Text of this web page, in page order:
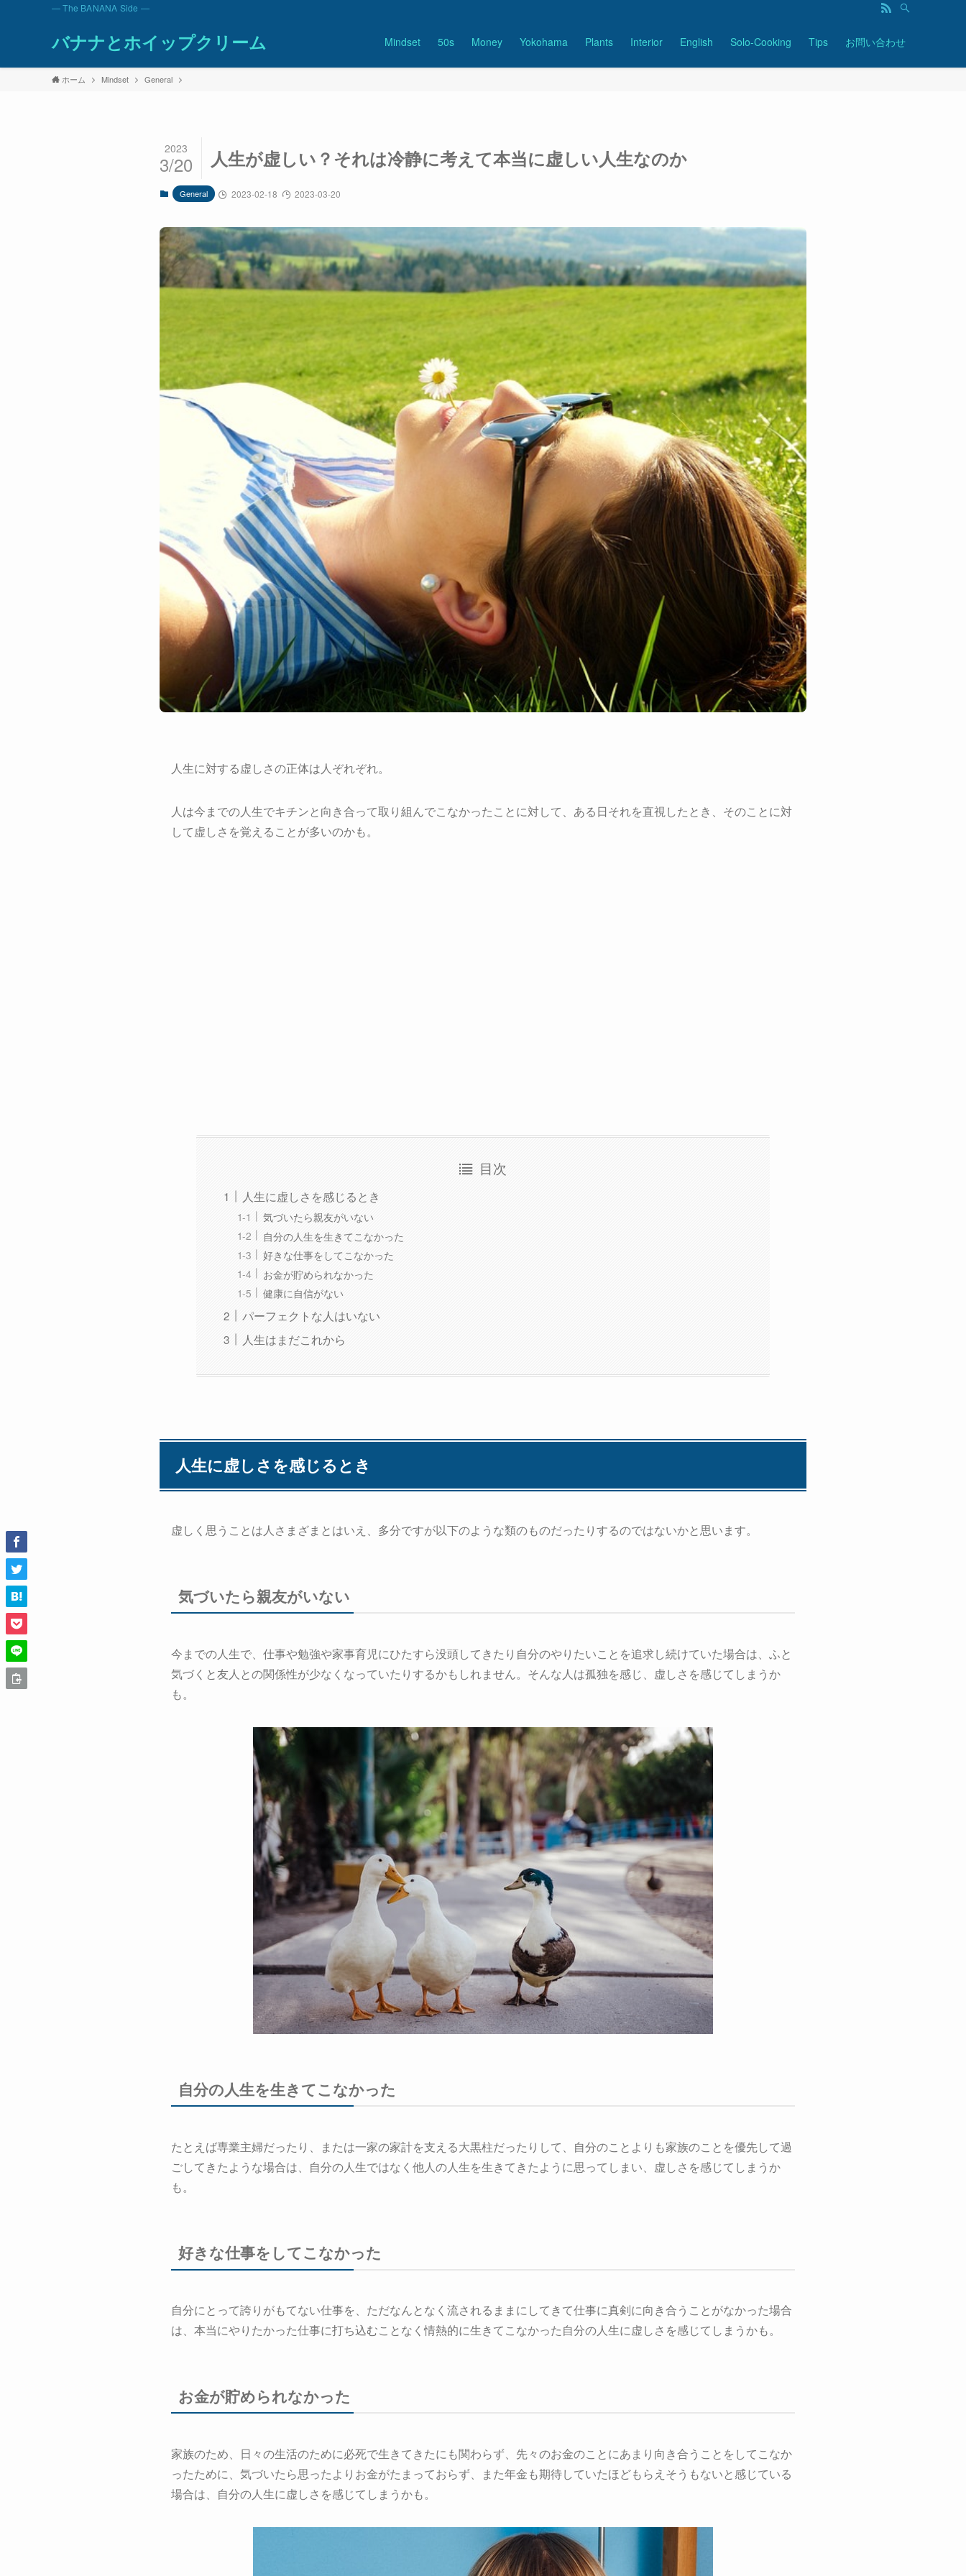
— The BANANA Side —
バナナとホイップクリーム Mindset 50s Money Yokohama Plants Interior English Solo-Cooking Tips お問い合わせ
ホーム Mindset General
人生が虚しい？それは冷静に考えて本当に虚しい人生なのか
2023
3/20
General 2023-02-18 2023-03-20
人生に対する虚しさの正体は人ぞれぞれ。
人は今までの人生でキチンと向き合って取り組んでこなかったことに対して、ある日それを直視したとき、そのことに対
して虚しさを覚えることが多いのかも。
目次
人生に虚しさを感じるとき
気づいたら親友がいない
自分の人生を生きてこなかった
好きな仕事をしてこなかった
お金が貯められなかった
健康に自信がない
パーフェクトな人はいない
人生はまだこれから
人生に虚しさを感じるとき
虚しく思うことは人さまざまとはいえ、多分ですが以下のような類のものだったりするのではないかと思います。
気づいたら親友がいない
今までの人生で、仕事や勉強や家事育児にひたすら没頭してきたり自分のやりたいことを追求し続けていた場合は、ふと
気づくと友人との関係性が少なくなっていたりするかもしれません。そんな人は孤独を感じ、虚しさを感じてしまうか
も。
自分の人生を生きてこなかった
たとえば専業主婦だったり、または一家の家計を支える大黒柱だったりして、自分のことよりも家族のことを優先して過
ごしてきたような場合は、自分の人生ではなく他人の人生を生きてきたように思ってしまい、虚しさを感じてしまうか
も。
好きな仕事をしてこなかった
自分にとって誇りがもてない仕事を、ただなんとなく流されるままにしてきて仕事に真剣に向き合うことがなかった場合
は、本当にやりたかった仕事に打ち込むことなく情熱的に生きてこなかった自分の人生に虚しさを感じてしまうかも。
お金が貯められなかった
家族のため、日々の生活のために必死で生きてきたにも関わらず、先々のお金のことにあまり向き合うことをしてこなか
ったために、気づいたら思ったよりお金がたまっておらず、また年金も期待していたほどもらえそうもないと感じている
場合は、自分の人生に虚しさを感じてしまうかも。